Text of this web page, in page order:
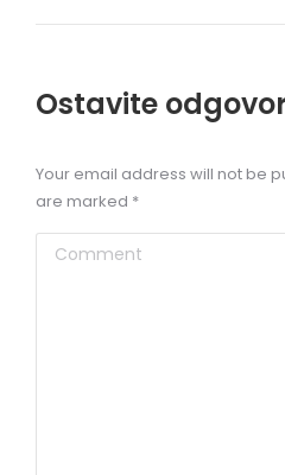
Ostavite
Your email address will not be
are marked *
Comment